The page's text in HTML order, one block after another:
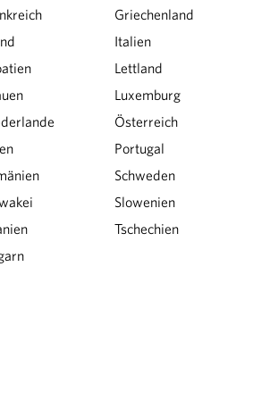
Griechenland
Italien
Lettland
Luxemburg
Österreich
Portugal
Schweden
Slowenien
Tschechien
Ailsa Craig - Gemüsezwiebel
Sommergemüsezwiebel. Sehr
ertragreich bei ausreichender
im Haus, auspflanzen ins Freiland im
April - Mai. Lagerfähig bis Dezember.
Portion